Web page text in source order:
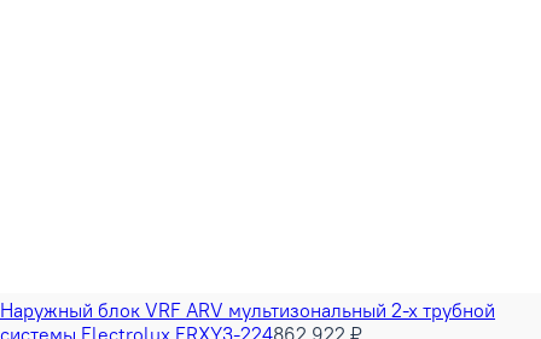
Наружный блок VRF ARV мультизональный 2-х трубной
системы Electrolux ERXY3-224862 922 ₽